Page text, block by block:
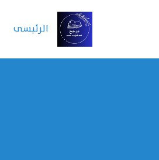
الرئیسی